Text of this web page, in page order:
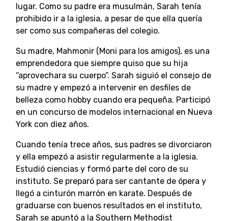
lugar. Como su padre era musulmán, Sarah tenía
prohibido ir a la iglesia, a pesar de que ella quería
ser como sus compañeras del colegio.
Su madre, Mahmonir (Moni para los amigos), es una
emprendedora que siempre quiso que su hija
“aprovechara su cuerpo”. Sarah siguió el consejo de
su madre y empezó a intervenir en desfiles de
belleza como hobby cuando era pequeña. Participó
en un concurso de modelos internacional en Nueva
York con diez años.
Cuando tenía trece años, sus padres se divorciaron
y ella empezó a asistir regularmente a la iglesia.
Estudió ciencias y formó parte del coro de su
instituto. Se preparó para ser cantante de ópera y
llegó a cinturón marrón en karate. Después de
graduarse con buenos resultados en el instituto,
Sarah se apuntó a la Southern Methodist